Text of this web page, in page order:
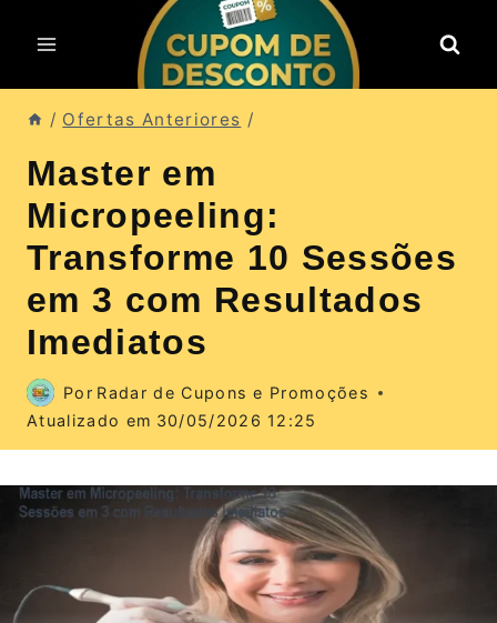
para
o
Conteúdo
/ Ofertas Anteriores /
Master em
Micropeeling:
Transforme 10 Sessões
em 3 com Resultados
Imediatos
Por Radar de Cupons e Promoções
Atualizado em 30/05/2026 12:25